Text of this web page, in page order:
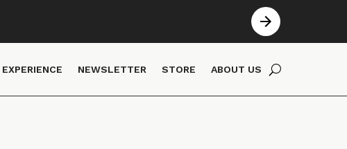
EXPERIENCE NEWSLETTER STORE ABOUT US